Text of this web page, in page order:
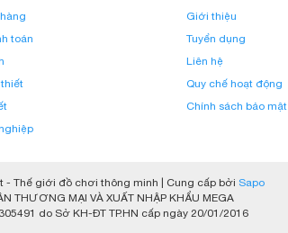
toán
Giới thiệu
Tuyển dụng
Liên hệ
Quy chế hoạt động
Chính sách bảo mật
- Thế giới đồ chơi thông minh | Cung cấp bởi Sapo
THƯƠNG MẠI VÀ XUẤT NHẬP KHẨU MEGA
do Sở KH-ĐT TP.HN cấp ngày 20/01/2016